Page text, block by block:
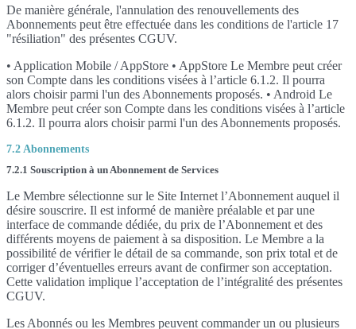
De manière générale, l'annulation des renouvellements des
Abonnements peut être effectuée dans les conditions de l'article 17
"résiliation" des présentes CGUV.
• Application Mobile / AppStore • AppStore Le Membre peut créer
son Compte dans les conditions visées à l’article 6.1.2. Il pourra
alors choisir parmi l'un des Abonnements proposés. • Android Le
Membre peut créer son Compte dans les conditions visées à l’article
6.1.2. Il pourra alors choisir parmi l'un des Abonnements proposés.
7.2 Abonnements
7.2.1 Souscription à un Abonnement de Services
Le Membre sélectionne sur le Site Internet l’Abonnement auquel il
désire souscrire. Il est informé de manière préalable et par une
interface de commande dédiée, du prix de l’Abonnement et des
différents moyens de paiement à sa disposition. Le Membre a la
possibilité de vérifier le détail de sa commande, son prix total et de
corriger d’éventuelles erreurs avant de confirmer son acceptation.
Cette validation implique l’acceptation de l’intégralité des présentes
CGUV.
Les Abonnés ou les Membres peuvent commander un ou plusieurs